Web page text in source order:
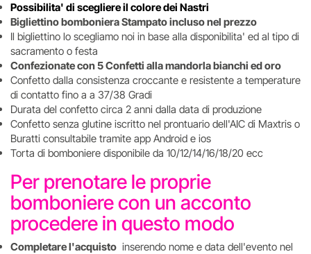
Possibilita' di scegliere il colore dei Nastri
Bigliettino bomboniera Stampato incluso nel prezzo
Il bigliettino lo scegliamo noi in base alla disponibilita' ed al tipo di
sacramento o festa
Confezionate con 5 Confetti alla mandorla bianchi ed oro
Confetto dalla consistenza croccante e resistente a temperature
di contatto fino a a 37/38 Gradi
Durata del confetto circa 2 anni dalla data di produzione
Confetto senza glutine iscritto nel prontuario dell'AIC di Maxtris o
Buratti consultabile tramite app Android e ios
Torta di bomboniere disponibile da 10/12/14/16/18/20 ecc
Per prenotare le proprie
bomboniere con un acconto
procedere in questo modo
Completare l'acquisto inserendo nome e data dell'evento nel